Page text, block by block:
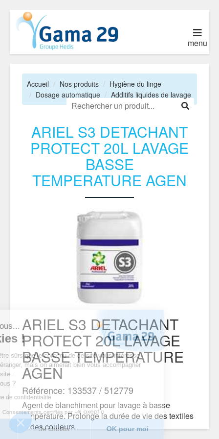
nous...
!
d’être sûrs que le contenu de ce site vous intéresse
déranger, mais on aimerait bien vous accompagner
visite...
vous ?
de confidentialité
Consentements certifiés par
Je choisis OK pour moi
menu
Accueil Nos produits
Hygiène du linge
Dosage automatique
Additifs liquides de lavage
ARIEL S3 DETACHANT
PROTECT 20L LAVAGE
BASSE
TEMPERATURE AGEN
ARIEL S3 DETACHANT
PROTECT 20L LAVAGE
BASSE TEMPERATURE
AGEN
Référence: 133537 / 512779
Agent de blanchiment pour lavage à basse
température. Prolonge la durée de vie des textiles
et des couleurs.